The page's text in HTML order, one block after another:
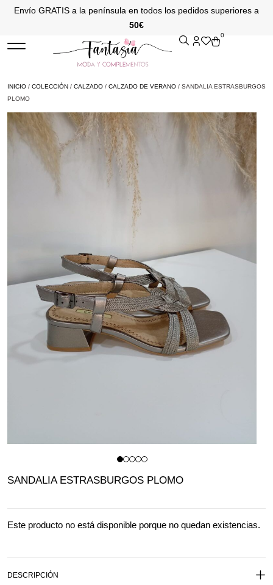
Envío GRATIS a la península en todos los pedidos superiores a
50€
0
INICIO / COLECCIÓN / CALZADO / CALZADO DE VERANO / SANDALIA ESTRASBURGOS
PLOMO
SANDALIA ESTRASBURGOS PLOMO
Este producto no está disponible porque no quedan existencias.
DESCRIPCIÓN